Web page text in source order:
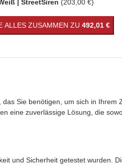
| StreetSiren (203,00 €)
ALLES ZUSAMMEN ZU492,01 €
Sie benötigen, um sich in Ihrem
eine zuverlässige Lösung, die
und Sicherheit getestet wurden.